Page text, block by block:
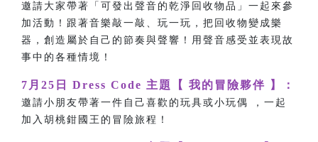
邀請大家帶著「可發出聲音的乾淨回收物品」一起來參
加活動！跟著音樂敲一敲、玩一玩，把回收物變成樂
器，創造屬於自己的節奏與聲響！用聲音感受並表現故
事中的各種情境！
7月25日 Dress Code 主題【 我的冒險夥伴 】：
邀請小朋友帶著一件自己喜歡的玩具或小玩偶 ，一起
加入胡桃鉗國王的冒險旅程！